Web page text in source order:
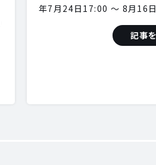
年7月24日17:00 〜 8月
記事